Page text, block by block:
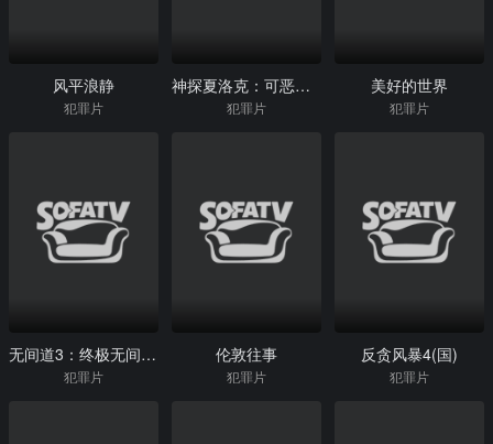
风平浪静
犯罪片
神探夏洛克：可恶的新娘
犯罪片
美好的世界
犯罪片
无间道3：终极无间(粤)
犯罪片
伦敦往事
犯罪片
反贪风暴4(国)
犯罪片